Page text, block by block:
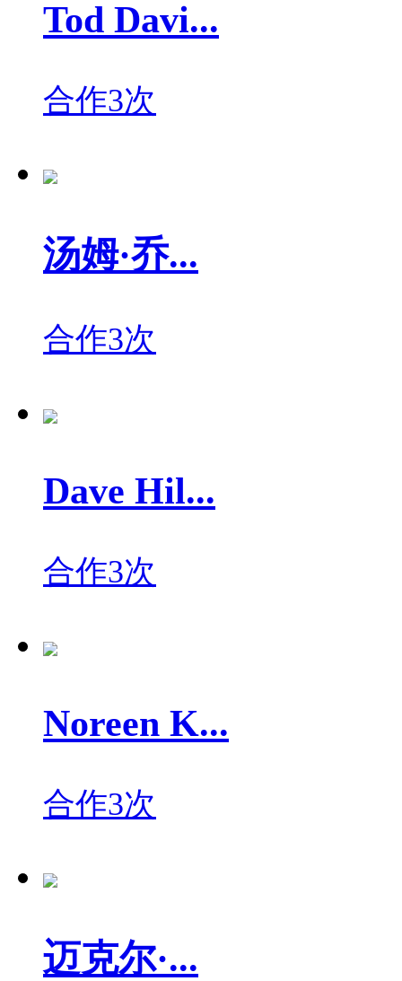
Tod Davi...
合作3次
汤姆·乔...
合作3次
Dave Hil...
合作3次
Noreen K...
合作3次
迈克尔·...